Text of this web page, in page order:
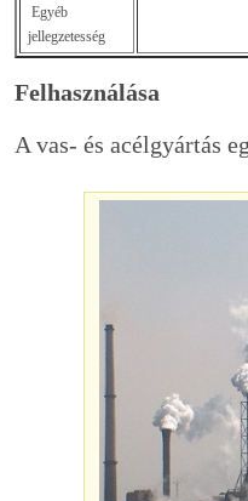
Egyéb
jellegzetesség
Felhasználása
A vas- és acélgyártás